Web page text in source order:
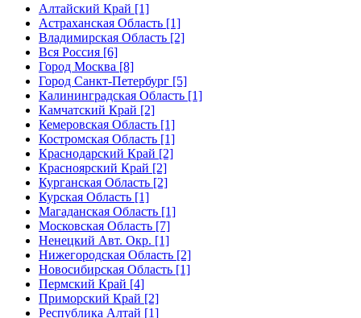
Алтайский Край [1]
Астраханская Область [1]
Владимирская Область [2]
Вся Россия [6]
Город Москва [8]
Город Санкт-Петербург [5]
Калининградская Область [1]
Камчатский Край [2]
Кемеровская Область [1]
Костромская Область [1]
Краснодарский Край [2]
Красноярский Край [2]
Курганская Область [2]
Курская Область [1]
Магаданская Область [1]
Московская Область [7]
Ненецкий Авт. Окр. [1]
Нижегородская Область [2]
Новосибирская Область [1]
Пермский Край [4]
Приморский Край [2]
Республика Алтай [1]